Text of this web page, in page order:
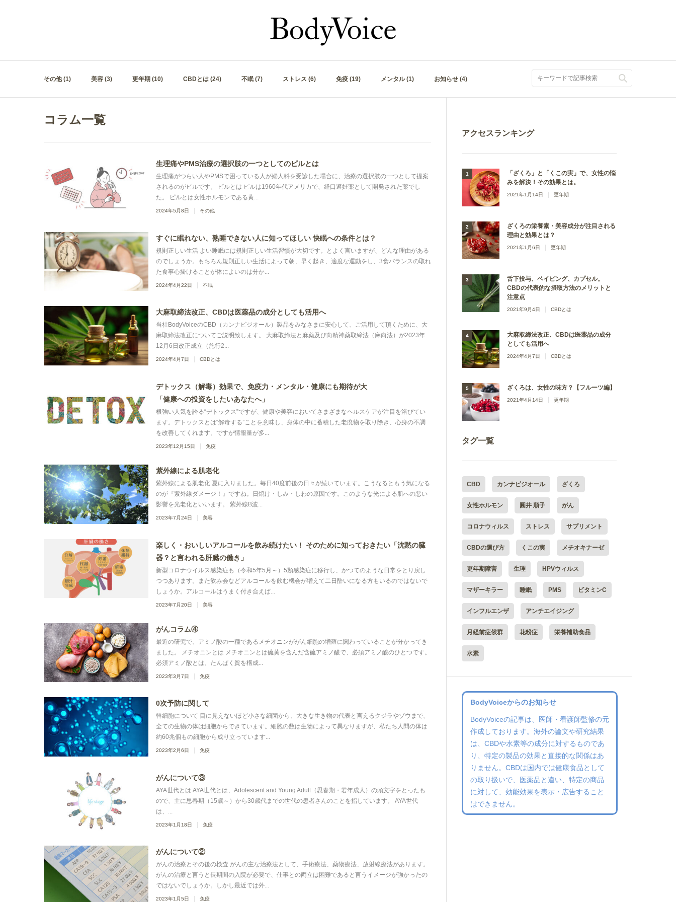
その他 (1) 美容 (3) 更年期 (10) CBDとは (24) 不眠 (7) ストレス (6) 免疫 (19) メンタル (1) お知らせ (4)
コラム一覧
生理痛やPMS治療の選択肢の一つとしてのピルとは
生理痛がつらい人やPMSで困っている人が婦人科を受診した場合に、治療の選択肢の一つとして提案
されるのがピルです。 ピルとは ピルは1960年代アメリカで、経口避妊薬として開発された薬でし
た。 ピルとは女性ホルモンである黄...
2024年5月8日 その他
すぐに眠れない、熟睡できない人に知ってほしい 快眠への条件とは？
規則正しい生活 よい睡眠には規則正しい生活習慣が大切です。とよく言いますが、どんな理由がある
のでしょうか。もちろん規則正しい生活によって朝、早く起き、適度な運動をし、3食バランスの取れ
た食事心掛けることが体によいのは分か...
2024年4月22日 不眠
大麻取締法改正、CBDは医薬品の成分としても活用へ
当社BodyVoiceのCBD（カンナビジオール）製品をみなさまに安心して、ご活用して頂くために、大
麻取締法改正についてご説明致します。 大麻取締法と麻薬及び向精神薬取締法（麻向法）が2023年
12月6日改正成立（施行2...
2024年4月7日 CBDとは
デトックス（解毒）効果で、免疫力・メンタル・健康にも期待が大
「健康への投資をしたいあなたへ」
根強い人気を誇る“デトックス”ですが、健康や美容においてさまざまなヘルスケアが注目を浴びてい
ます。デトックスとは“解毒する”ことを意味し、身体の中に蓄積した老廃物を取り除き、心身の不調
を改善してくれます。ですが情報量が多...
2023年12月15日 免疫
紫外線による肌老化
紫外線による肌老化 夏に入りました。毎日40度前後の日々が続いています。こうなるともう気になる
のが『紫外線ダメージ！』ですね。日焼け・しみ・しわの原因です。このような光による肌への悪い
影響を光老化といいます。 紫外線B波...
2023年7月24日 美容
楽しく・おいしいアルコールを飲み続けたい！ そのために知っておきたい「沈黙の臓
器？と言われる肝臓の働き」
新型コロナウイルス感染症も（令和5年5月～）5類感染症に移行し、かつてのような日常をとり戻し
つつあります。また飲み会などアルコールを飲む機会が増えて二日酔いになる方もいるのではないで
しょうか。アルコールはうまく付き合えば...
2023年7月20日 美容
がんコラム④
最近の研究で、アミノ酸の一種であるメチオニンががん細胞の増殖に関わっていることが分かってき
ました。 メチオニンとは メチオニンとは硫黄を含んだ含硫アミノ酸で、必須アミノ酸のひとつです。
必須アミノ酸とは、たんぱく質を構成...
2023年3月7日 免疫
0次予防に関して
幹細胞について 目に見えないほど小さな細菌から、大きな生き物の代表と言えるクジラやゾウまで、
全ての生物の体は細胞からできています。細胞の数は生物によって異なりますが、私たち人間の体は
約60兆個もの細胞から成り立っています...
2023年2月6日 免疫
がんについて③
AYA世代とは AYA世代とは、Adolescent and Young Adult（思春期・若年成人）の頭文字をとったも
ので、主に思春期（15歳～）から30歳代までの世代の患者さんのことを指しています。 AYA世代
は、...
2023年1月18日 免疫
がんについて②
がんの治療とその後の検査 がんの主な治療法として、手術療法、薬物療法、放射線療法があります。
がんの治療と言うと長期間の入院が必要で、仕事との両立は困難であると言うイメージが強かったの
ではないでしょうか。しかし最近では外...
2023年1月5日 免疫
アクセスランキング
「ざくろ」と「くこの実」で、女性の悩
みを解決！その効果とは。
2021年1月14日 更年期
ざくろの栄養素・美容成分が注目される
理由と効果とは？
2021年1月6日 更年期
舌下投与、ベイピング、カプセル。
CBDの代表的な摂取方法のメリットと
注意点
2021年9月4日 CBDとは
大麻取締法改正、CBDは医薬品の成分
としても活用へ
2024年4月7日 CBDとは
ざくろは、女性の味方？【フルーツ編】
2021年4月14日 更年期
タグ一覧
CBD カンナビジオール ざくろ
女性ホルモン 圓井 順子 がん
コロナウィルス ストレス サプリメント
CBDの選び方 くこの実 メチオキナーゼ
更年期障害 生理 HPVウィルス
マザーキラー 睡眠 PMS ビタミンC
インフルエンザ アンチエイジング
月経前症候群 花粉症 栄養補助食品
水素
BodyVoiceからのお知らせ
BodyVoiceの記事は、医師・看護師監修の元
作成しております。海外の論文や研究結果
は、CBDや水素等の成分に対するものであ
り、特定の製品の効果と直接的な関係はあ
りません。CBDは国内では健康食品として
の取り扱いで、医薬品と違い、特定の商品
に対して、効能効果を表示・広告すること
はできません。